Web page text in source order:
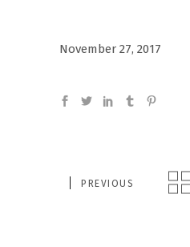
November 27, 2017
PREVIOUS